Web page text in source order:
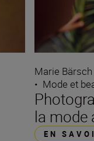
Marie Bärsch
• Mode et
la mode
EN